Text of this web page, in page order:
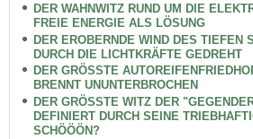
DER WAHNWITZ RUND UM DIE
FREIE ENERGIE ALS LÖSUNG
DER EROBERNDE WIND DES TIEFEN
DURCH DIE LICHTKRÄFTE GEDREHT
DER GRÖSSTE
BRENNT UNUNTERBROCHEN
DER GRÖSSTE WITZ DER
DEFINIERT DURCH SEINE
SCHÖÖÖN?